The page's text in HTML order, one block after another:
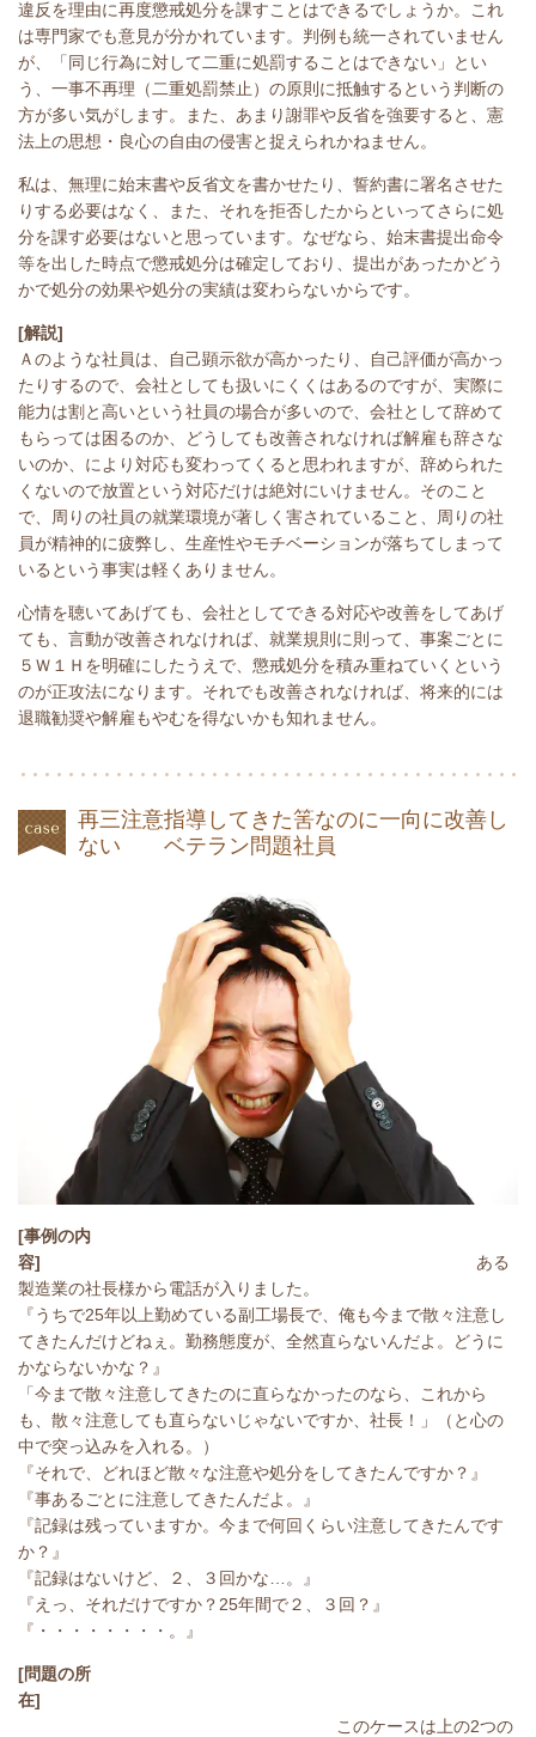
違反を理由に再度懲戒処分を課すことはできるでしょうか。これ
は専門家でも意見が分かれています。判例も統一されていません
が、「同じ行為に対して二重に処罰することはできない」とい
う、一事不再理（二重処罰禁止）の原則に抵触するという判断の
方が多い気がします。また、あまり謝罪や反省を強要すると、憲
法上の思想・良心の自由の侵害と捉えられかねません。
私は、無理に始末書や反省文を書かせたり、誓約書に署名させた
りする必要はなく、また、それを拒否したからといってさらに処
分を課す必要はないと思っています。なぜなら、始末書提出命令
等を出した時点で懲戒処分は確定しており、提出があったかどう
かで処分の効果や処分の実績は変わらないからです。
[解説]
Ａのような社員は、自己顕示欲が高かったり、自己評価が高かっ
たりするので、会社としても扱いにくくはあるのですが、実際に
能力は割と高いという社員の場合が多いので、会社として辞めて
もらっては困るのか、どうしても改善されなければ解雇も辞さな
いのか、により対応も変わってくると思われますが、辞められた
くないので放置という対応だけは絶対にいけません。そのこと
で、周りの社員の就業環境が著しく害されていること、周りの社
員が精神的に疲弊し、生産性やモチベーションが落ちてしまって
いるという事実は軽くありません。
心情を聴いてあげても、会社としてできる対応や改善をしてあげ
ても、言動が改善されなければ、就業規則に則って、事案ごとに
５Ｗ１Ｈを明確にしたうえで、懲戒処分を積み重ねていくという
のが正攻法になります。それでも改善されなければ、将来的には
退職勧奨や解雇もやむを得ないかも知れません。
再三注意指導してきた筈なのに一向に改善し
ない ベテラン問題社員
[事例の内
容]
ある
製造業の社長様から電話が入りました。
『うちで25年以上勤めている副工場長で、俺も今まで散々注意し
てきたんだけどねぇ。勤務態度が、全然直らないんだよ。どうに
かならないかな？』
「今まで散々注意してきたのに直らなかったのなら、これから
も、散々注意しても直らないじゃないですか、社長！」（と心の
中で突っ込みを入れる。）
『それで、どれほど散々な注意や処分をしてきたんですか？』
『事あるごとに注意してきたんだよ。』
『記録は残っていますか。今まで何回くらい注意してきたんです
か？』
『記録はないけど、２、３回かな…。』
『えっ、それだけですか？25年間で２、３回？』
『・・・・・・・・。』
[問題の所
在]
このケースは上の2つの